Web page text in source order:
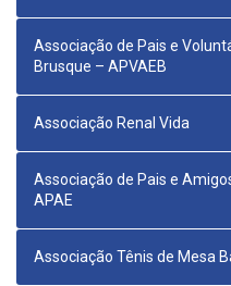
Associação de Pais e
Brusque – APVAEB
Associação Renal Vida
Associação de Pais e
APAE
Associação Tênis de Mesa